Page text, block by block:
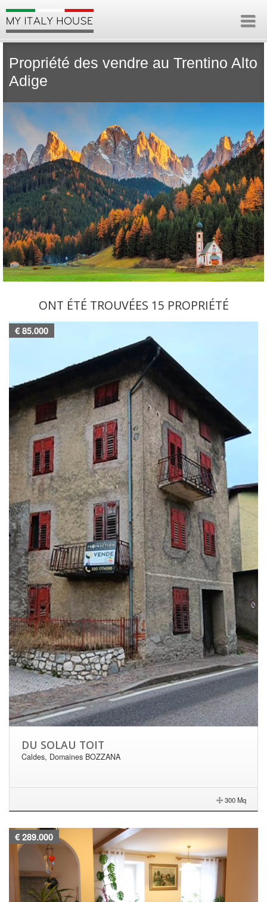
Propriété des vendre au Trentino Alto
Adige
ONT ÉTÉ TROUVÉES 15 PROPRIÉTÉ
€ 85.000
DU SOLAU TOIT
Caldes, Domaines BOZZANA
300 Mq
€ 289.000